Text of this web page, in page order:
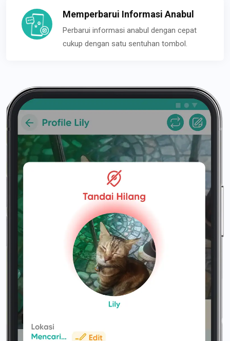
Memperbarui Informasi Anabul
Perbarui informasi anabul dengan cepat
cukup dengan satu sentuhan tombol.